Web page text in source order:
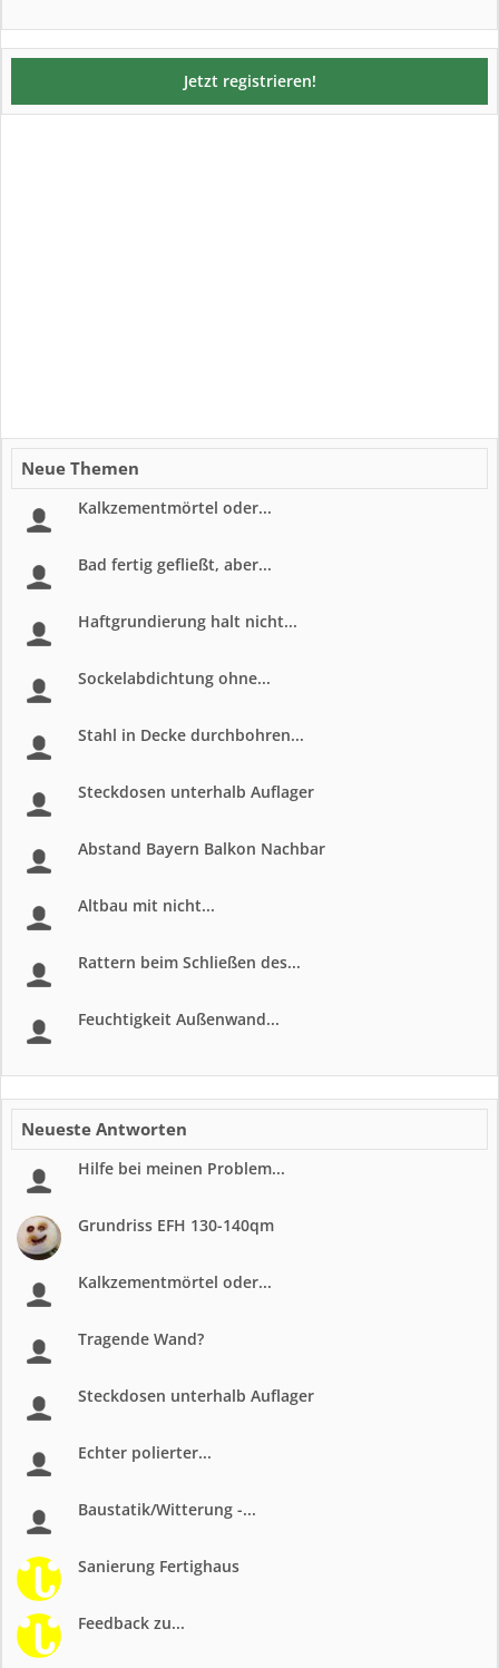
Jetzt registrieren!
Neue Themen
Kalkzementmörtel oder...
Bad fertig gefließt, aber...
Haftgrundierung halt nicht...
Sockelabdichtung ohne...
Stahl in Decke durchbohren...
Steckdosen unterhalb Auflager
Abstand Bayern Balkon Nachbar
Altbau mit nicht...
Rattern beim Schließen des...
Feuchtigkeit Außenwand...
Neueste Antworten
Hilfe bei meinen Problem...
Grundriss EFH 130-140qm
Kalkzementmörtel oder...
Tragende Wand?
Steckdosen unterhalb Auflager
Echter polierter...
Baustatik/Witterung -...
Sanierung Fertighaus
Feedback zu...